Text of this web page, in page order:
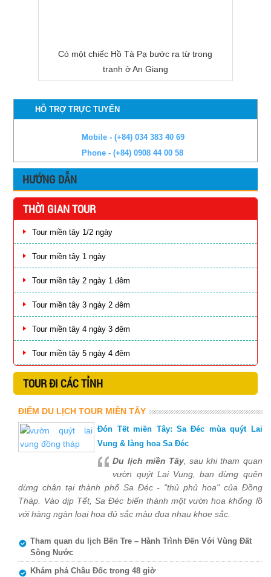
Có một chiếc Hồ Tà Pạ bước ra từ trong
tranh ở An Giang
HỖ TRỢ TRỰC TUYẾN
Mobile - (+84) 034 383 40 69
Phone - (+84) 0908 44 00 58
HƯỚNG DẪN
THỜI GIAN TOUR
Tour miền tây 1/2 ngày
Tour miền tây 1 ngày
Tour miền tây 2 ngày 1 đêm
Tour miền tây 3 ngày 2 đêm
Tour miền tây 4 ngày 3 đêm
Tour miền tây 5 ngày 4 đêm
TOUR ĐI CÁC TỈNH
ĐIỂM DU LỊCH TOUR MIỀN TÂY
Đón Tết miền Tây: Sa Đéc mùa quýt Lai
Vung & làng hoa Sa Đéc
Du lịch miền Tây, sau khi tham quan
vườn quýt Lai Vung, bạn đừng quên
dừng chân tại thành phố Sa Đéc - "thủ phủ hoa" của Đồng
Tháp. Vào dịp Tết, Sa Đéc biến thành một vườn hoa khổng lồ
với hàng ngàn loại hoa đủ sắc màu đua nhau khoe sắc.
Tham quan du lịch Bến Tre – Hành Trình Đến Với Vùng Đất
Sông Nước
Khám phá Châu Đốc trong 48 giờ